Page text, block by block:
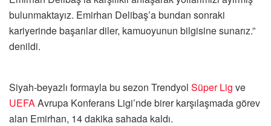
bulunmaktayız. Emirhan Delibaş’a bundan sonraki
kariyerinde başarılar diler, kamuoyunun bilgisine sunarız.”
denildi.
Siyah-beyazlı formayla bu sezon Trendyol Süper Lig ve
UEFAAvrupa Konferans Ligi’nde birer karşılaşmada görev
alan Emirhan, 14 dakika sahada kaldı.